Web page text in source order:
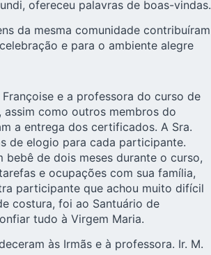
ofereceu palavras de boas-vindas.
da mesma comunidade contribuíram
e para o ambiente alegre
Françoise e a professora do curso de
assim como outros membros do
a entrega dos certificados. A Sra.
de elogio para cada participante.
bebê de dois meses durante o curso,
e ocupações com sua família,
participante que achou muito difícil
costura, foi ao Santuário de
tudo à Virgem Maria.
às Irmãs e à professora. Ir. M.